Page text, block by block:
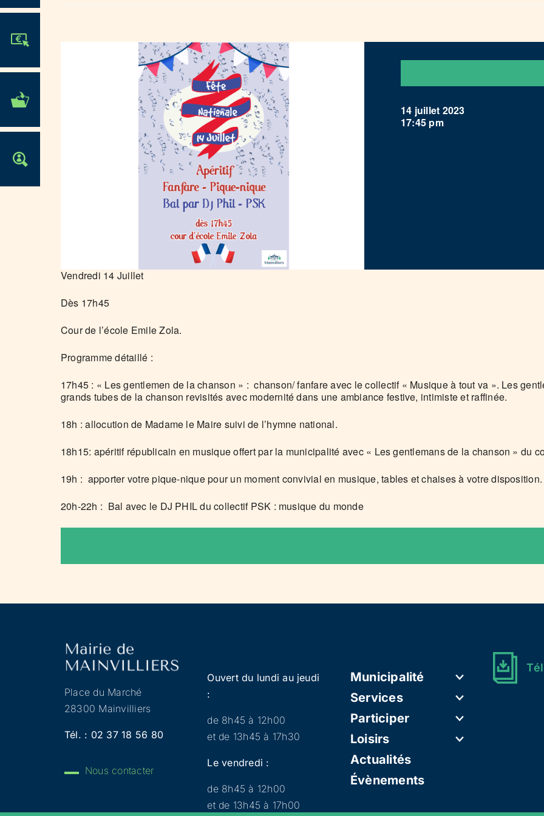
JE PARTICIPE !
14 juillet 2023
17:45 pm
Vendredi 14 Juillet
Dès 17h45
Cour de l’école Emile Zola.
Programme détaillé :
17h45 : « Les gentlemen de la chanson » : chanson/ fanfare avec le collectif « Musique à tout va ». Les
grands tubes de la chanson revisités avec modernité dans une ambiance festive, intimiste et raffinée.
18h : allocution de Madame le Maire suivi de l’hymne national.
18h15: apéritif républicain en musique offert par la municipalité avec « Les gentlemans de la chanson » du
19h : apporter votre pique-nique pour un moment convivial en musique, tables et chaises à votre disposition.
20h-22h : Bal avec le DJ PHIL du collectif PSK : musique du monde
Place du Marché
28300 Mainvilliers
Tél. : 02 37 18 56 80
Nous contacter
Ouvert du lundi au jeudi
:
de 8h45 à 12h00
et de 13h45 à 17h30
Le vendredi :
de 8h45 à 12h00
et de 13h45 à 17h00
Municipalité
Services
Participer
Loisirs
Actualités
Évènements